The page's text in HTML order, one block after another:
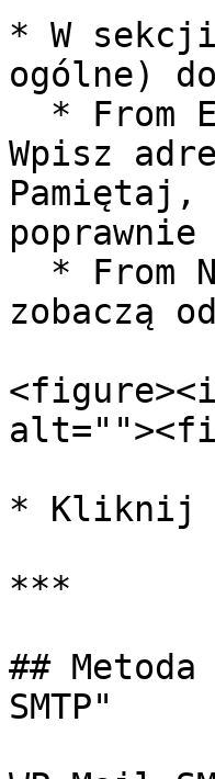
* W
ogólne)
Wpisz
Pamiętaj,
poprawnie
zobaczą
* Kliknij
***
##
SMTP"